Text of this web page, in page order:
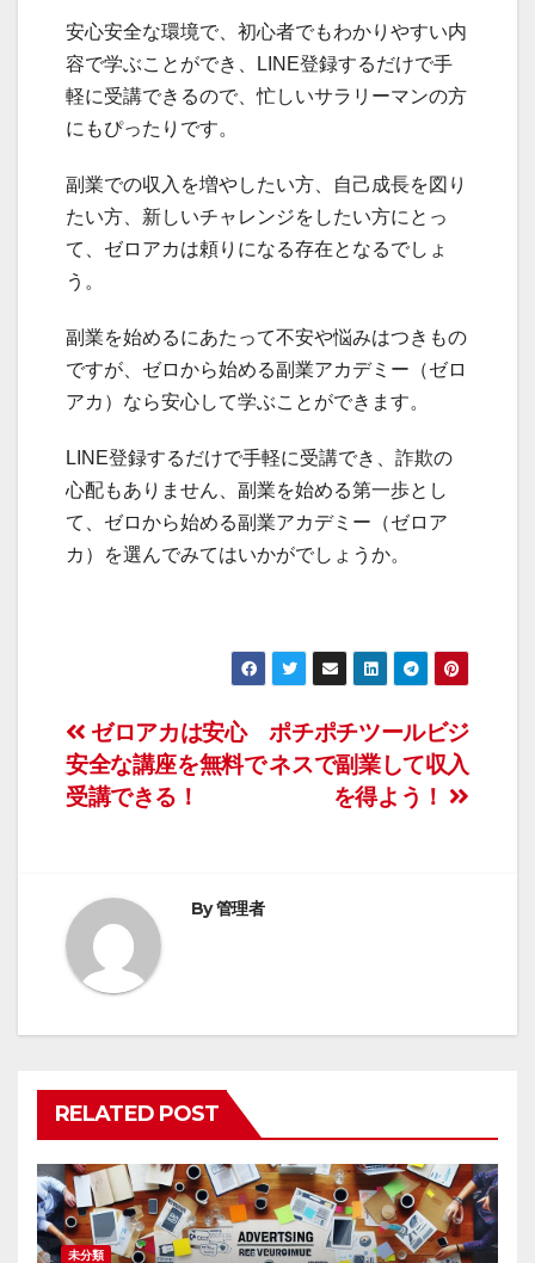
安心安全な環境で、初心者でもわかりやすい内
容で学ぶことができ、LINE登録するだけで手
軽に受講できるので、忙しいサラリーマンの方
にもぴったりです。
副業での収入を増やしたい方、自己成長を図り
たい方、新しいチャレンジをしたい方にとっ
て、ゼロアカは頼りになる存在となるでしょ
う。
副業を始めるにあたって不安や悩みはつきもの
ですが、ゼロから始める副業アカデミー（ゼロ
アカ）なら安心して学ぶことができます。
LINE登録するだけで手軽に受講でき、詐欺の
心配もありません、副業を始める第一歩とし
て、ゼロから始める副業アカデミー（ゼロア
カ）を選んでみてはいかがでしょうか。
投
稿
ビ
ゲ
ー
シ
ョ
ン
ポチポチツールビジ
ネスで副業して収入
を得よう！
ゼロアカは安心
安全な講座を無料で
受講できる！
By管理者
RELATED POST
未分類